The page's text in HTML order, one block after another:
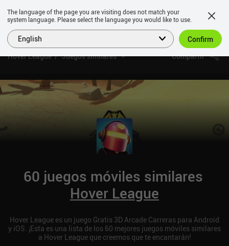
Hover League Juegos similares Compartir
60 juegos móviles similares
Hover League
Hover League es un juego Gratis 3D Arcade Carreras para Android
y iOS. ¡Esta es una lista de los 60 mejores juegos móviles similares
a Hover League que creemos que te encantarán!
The language of the page you are visiting does not match your
system language. Please select the language you would like to use.
English Confirm